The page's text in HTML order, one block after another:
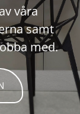
våra
samt
med.